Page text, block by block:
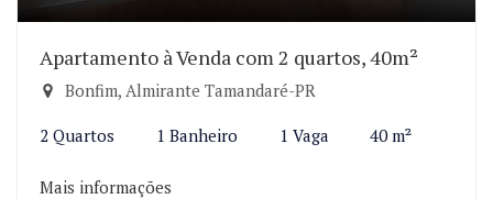
Apartamento à Venda com 2 quartos, 40m²
Bonfim, Almirante Tamandaré-PR
2 Quartos 1 Banheiro 1 Vaga 40 m²
Mais informações